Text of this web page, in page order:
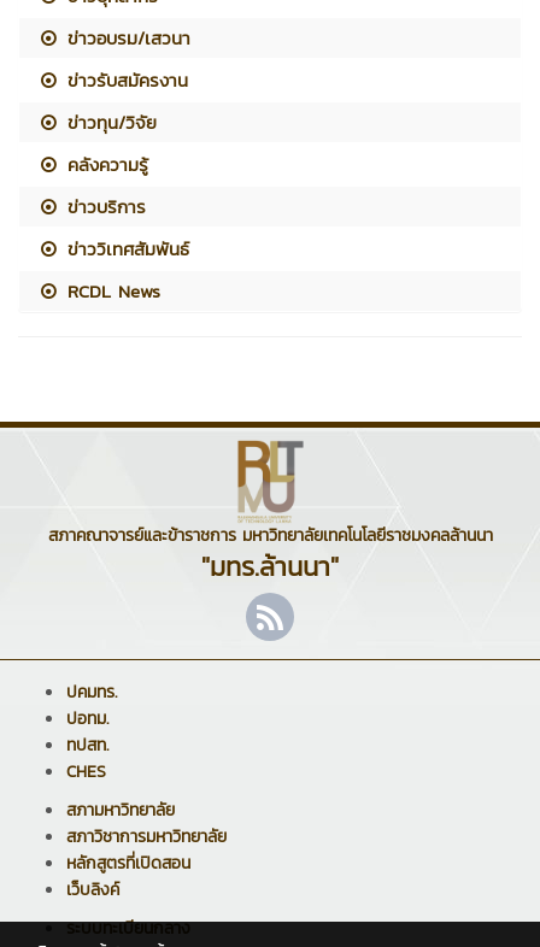
ข่าวอบรม/เสวนา
ข่าวรับสมัครงาน
ข่าวทุน/วิจัย
คลังความรู้
ข่าวบริการ
ข่าววิเทศสัมพันธ์
RCDL News
สภาคณาจารย์และข้าราชการ มหาวิทยาลัยเทคโนโลยีราชมงคลล้านนา
"มทร.ล้านนา"
ปคมทร.
ปอทม.
ทปสท.
CHES
สภามหาวิทยาลัย
สภาวิชาการมหาวิทยาลัย
หลักสูตรที่เปิดสอน
เว็บลิงค์
ระบบทะเบียนกลาง